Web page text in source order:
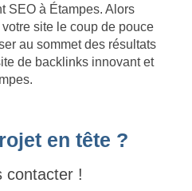
SEO à Étampes. Alors
site le coup de pouce
au sommet des résultats
de backlinks innovant et
en tête ?
contacter !